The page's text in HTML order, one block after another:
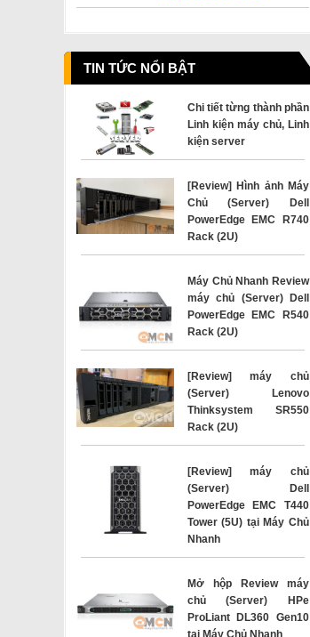
TIN TỨC NỔI BẬT
Chi tiết từng thành phần
Linh kiện máy chủ, Linh
kiện server
[Review] Hình ảnh Máy
Chủ (Server) Dell
PowerEdge EMC R740
Rack (2U)
Máy Chủ Nhanh Review
máy chủ (Server) Dell
PowerEdge EMC R540
Rack (2U)
[Review] máy chủ
(Server) Lenovo
Thinksystem SR550
Rack (2U)
[Review] máy chủ
(Server) Dell
PowerEdge EMC T440
Tower (5U) tại Máy Chủ
Nhanh
Mở hộp Review máy
chủ (Server) HPe
ProLiant DL360 Gen10
tại Máy Chủ Nhanh